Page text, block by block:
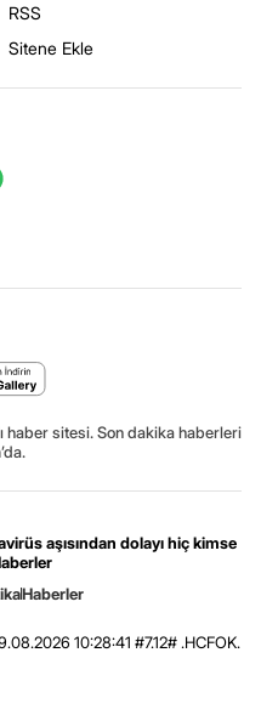
RSS
Sitene Ekle
haber sitesi. Son dakika haberleri
aşısından dolayı hiç kimse
Haberler
10:28:41 #7.12# .HCFOK.